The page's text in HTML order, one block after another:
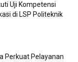
Uji Kompetensi
di LSP Politeknik
Perkuat Pelayanan